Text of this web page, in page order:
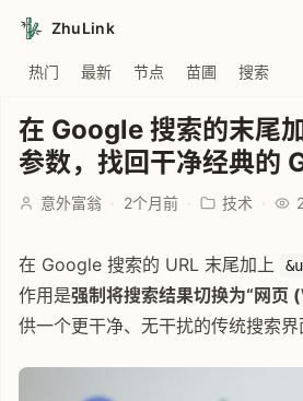
ZhuLink
热门 最新 节点 苗圃 搜索
在 Google 搜索的末尾
参数，找回干净经典的
意外富翁 · 2个月前 · 技术 ·
在 Google 搜索的 URL 末尾加上
作用是强制将搜索结果切换为“网页
供一个更干净、无干扰的传统搜索界